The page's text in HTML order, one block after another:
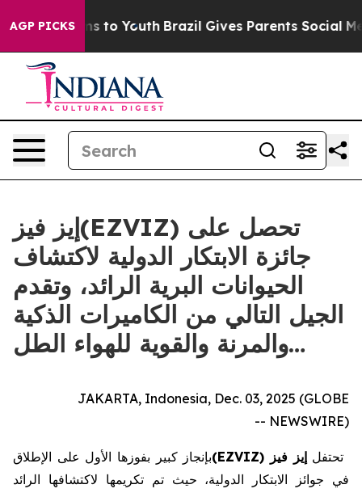
AGP PICKS
Harms to Youth Brazil Gives Parents Social
إيز فيز(EZVIZ) تحصل على
جائزة الابتكار الدولية لاكتشاف
الحيوانات البرية الرائد، وتقدم
الجيل التالي من الكاميرات الذكية
والمرنة والقوية للهواء الطل…
JAKARTA, Indonesia, Dec. 03, 2025 (GLOBE
NEWSWIRE) --
تحتفل إيز فيز (EZVIZ) بإنجاز كبير بفوزها الأول على الإطلاق
في جوائز الابتكار الدولية، حيث تم تكريمها لاكتشافها الرائد